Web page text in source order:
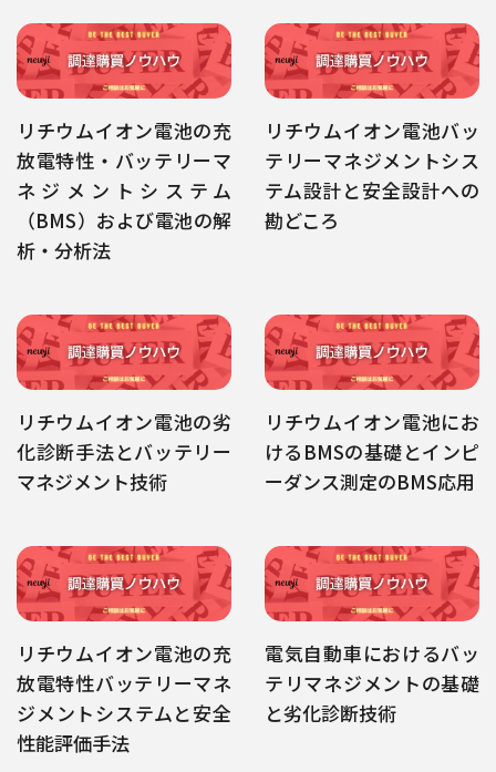
リチウムイオン電池の充
放電特性・バッテリーマ
ネジメントシステム
（BMS）および電池の解
析・分析法
リチウムイオン電池バッ
テリーマネジメントシス
テム設計と安全設計への
勘どころ
リチウムイオン電池の劣
化診断手法とバッテリー
マネジメント技術
リチウムイオン電池にお
けるBMSの基礎とインピ
ーダンス測定のBMS応用
リチウムイオン電池の充
放電特性バッテリーマネ
ジメントシステムと安全
性能評価手法
電気自動車におけるバッ
テリマネジメントの基礎
と劣化診断技術